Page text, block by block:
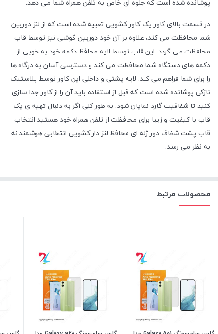
پوشانده شده است که جلوه ای خاص به تلفن همراه شما می دهد.
در قسمت بالای کاور یک کاور کشویی تعبیه شده است که از لنز دوربین
شما محافظت می کند، علاوه بر آن خود دوربین گوشی نیز توسط قاب
محافظت می گردد. این قاب توسط لایه محافظ دکمه خود به خوبی از
دکمه های دستگاه شما محافظت می کند و دسترسی آسان به درگاه ها
را برای شما فراهم می کند. لایه پشتی و داخلی این کاور توسط پلاستیک
نازکی پوشانده شده است که قبل از استفاده باید آن را از کاور جدا سازی
کنید تا شفافیت گارد نمایان شود. به طور کلی اگر به دنبال تهیه ی یک
قاب با کیفیت و زیبا برای محافظت از تلفن همراه خود هستید انتخاب
قاب پشت شفاف دور ژله ای محافظ لنز دار کشویی انتخابی هوشمندانه
به نظر می رسد.
محصولات مرتبط